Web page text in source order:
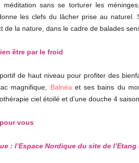
sans se torturer les
les clefs du lâcher prise au naturel.
de la nature, dans le cadre de balades
être par le froid
de haut niveau pour profiter des
magnifique, Balnéa et ses bains du
ciel étoilé et d’une douche 4
vous
: l’Espace Nordique du site de l’Etang